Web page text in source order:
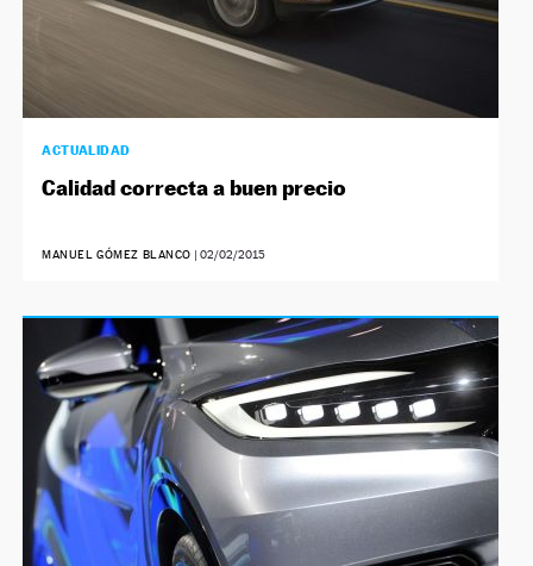
ACTUALIDAD
Calidad correcta a buen precio
MANUEL GÓMEZ BLANCO |02/02/2015